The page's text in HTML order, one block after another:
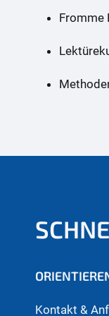
Fromme
Kontakt &